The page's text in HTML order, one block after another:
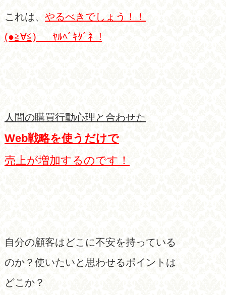
これは、 やるべきでしょう！！
(●≧∀≦)ゞ ﾔﾙﾍﾞｷﾀﾞﾈ !
人間の購買行動心理と合わせた
Web戦略を使うだけで
売上が増加するのです！
自分の顧客はどこに不安を持っている
のか？使いたいと思わせるポイントは
どこか？